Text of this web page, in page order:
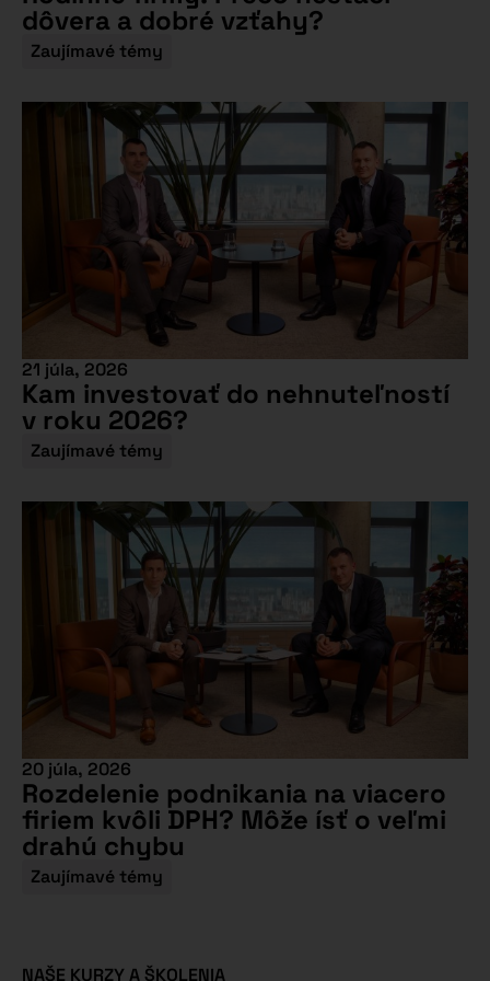
dôvera a dobré vzťahy?
Zaujímavé témy
21 júla, 2026
Kam investovať do nehnuteľností
v roku 2026?
Zaujímavé témy
20 júla, 2026
Rozdelenie podnikania na viacero
firiem kvôli DPH? Môže ísť o veľmi
drahú chybu
Zaujímavé témy
NAŠE KURZY A ŠKOLENIA